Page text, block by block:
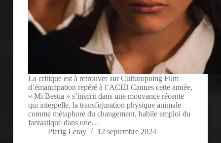
La critique est à retrouver sur Culturopoing Film
d’émancipation repéré à l’ACID Cannes cette année,
« Mi Bestia » s’inscrit dans une mouvance récente
qui interpelle, la transfiguration physique animale
comme métaphore du changement, habile emploi du
fantastique dans une…
Pierig Leray
12 septembre 2024